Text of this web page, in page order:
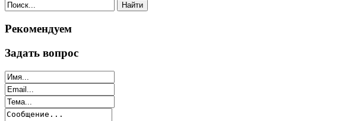
Найти
Рекомендуем
Задать вопрос